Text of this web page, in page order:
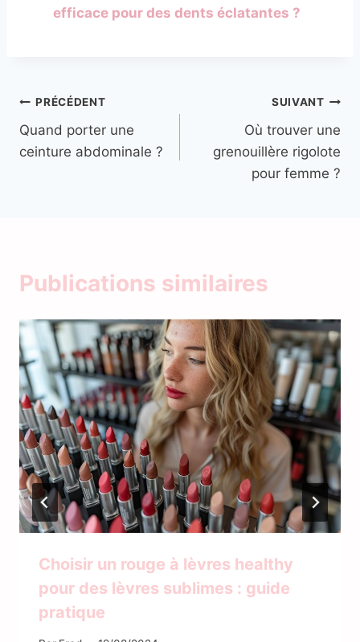
efficace pour des dents éclatantes ?
Navigation
de
PRÉCÉDENT
Quand porter une
ceinture abdominale ?
SUIVANT
Où trouver une
grenouillère rigolote
pour femme ?
Publications similaires
Choisir un rouge à lèvres healthy
pour des lèvres sublimes : guide
pratique